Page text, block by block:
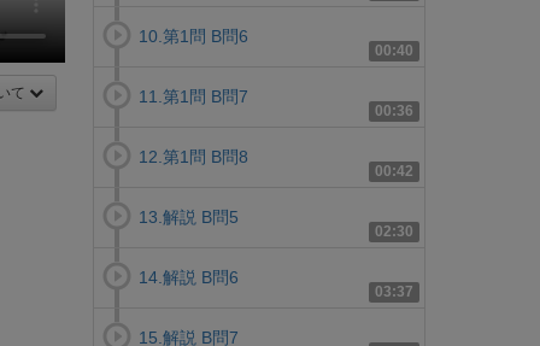
て
00:40
10.第1問 B問6
00:36
11.第1問 B問7
00:42
12.第1問 B問8
02:30
13.解説 B問5
03:37
14.解説 B問6
15.解説 B問7